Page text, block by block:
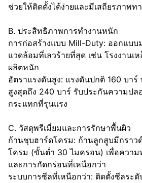
ช่วยให้ติดตั้งได้ง่ายและมีเสถียรภาพท
B. ประสิทธิภาพการทำงานหนัก
การก่อสร้างแบบ Mill-Duty: ออกแบ
แวดล้อมที่เลวร้ายที่สุด เช่น โรงงานเ
ผลิตหนัก
อัตราแรงดันสูง: แรงดันปกติ 160 บา
สูงสุดถึง 240 บาร์ รับประกันความปล
กระแทกที่รุนแรง
C. วัสดุพรีเมี่ยมและการรักษาพื้นผิว
ก้านชุบฮาร์ดโครม: ก้านลูกสูบมีกรา
โครม (ขั้นต่ำ 30 ไมครอน) เพื่อควา
และการกัดกร่อนที่เหนือกว่า
ระบบการซีลที่เหนือกว่า: ติดตั้งซีลระดั